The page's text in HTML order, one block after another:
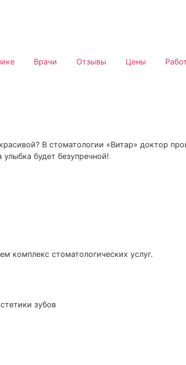
Врачи Отзывы Цены
В стоматологии «Витар» доктор
будет безупречной!
комплекс стоматологических услуг.
зубов